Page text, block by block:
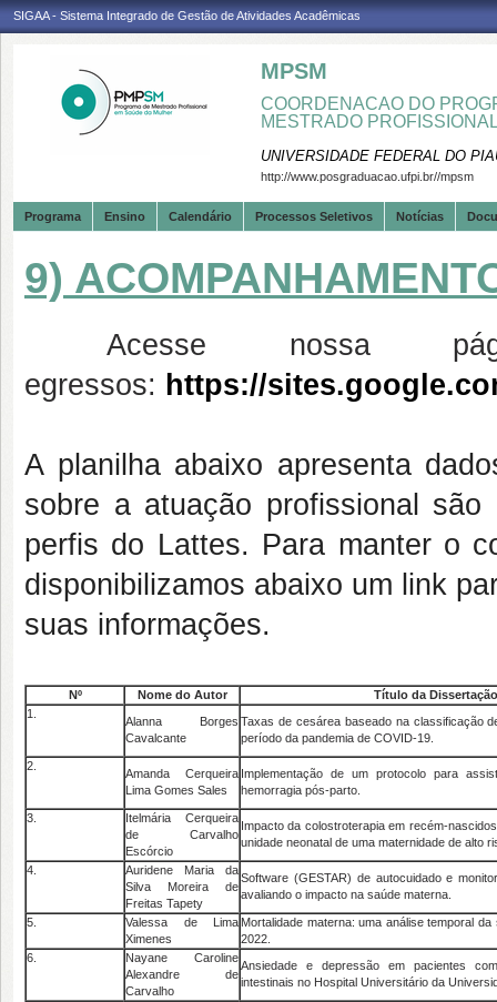
SIGAA - Sistema Integrado de Gestão de Atividades Acadêmicas
MPSM
COORDENACAO DO
MESTRADO
UNIVERSIDADE FEDERAL DO
http://www.posgraduacao.ufpi.br//mpsm
Programa Ensino Calendário Processos Seletivos Notícias
9)
Acesse nossa
egressos: https://
A planilha abaixo apresenta
sobre a atuação profissional
perfis do Lattes. Para manter o
disponibilizamos abaixo um link
suas informações.
Nº Nome do Autor
Título da Dissertação
1.
Alanna Borges
Cavalcante
Taxas de cesárea baseado na classificação
período da pandemia de COVID-19.
2.
Amanda Cerqueira
Lima Gomes Sales
Implementação de um protocolo para
hemorragia pós-parto.
3.
Itelmária Cerqueira
de Carvalho
Escórcio
Impacto da colostroterapia em recém-
unidade neonatal de uma maternidade de alto
4.
Auridene Maria da
Silva Moreira de
Freitas Tapety
Software (GESTAR) de autocuidado e
avaliando o impacto na saúde materna.
5.
Valessa de Lima
Ximenes
Mortalidade materna: uma análise temporal
2022.
6.
Nayane Caroline
Alexandre de
Carvalho
Ansiedade e depressão em pacientes
intestinais no Hospital Universitário da